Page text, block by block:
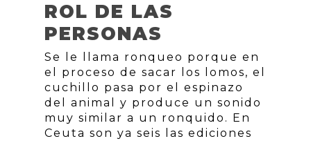
ROL DE LAS
PERSONAS
Se le llama ronqueo porque en
el proceso de sacar los lomos, el
cuchillo pasa por el espinazo
del animal y produce un sonido
muy similar a un ronquido. En
Ceuta son ya seis las ediciones